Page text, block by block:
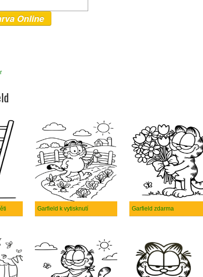
Online
Garfield k vytisknutí Garfield zdarma